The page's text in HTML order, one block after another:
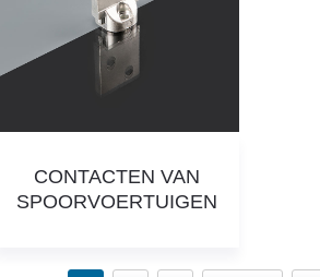
CONTACTEN VAN
SPOORVOERTUIGEN